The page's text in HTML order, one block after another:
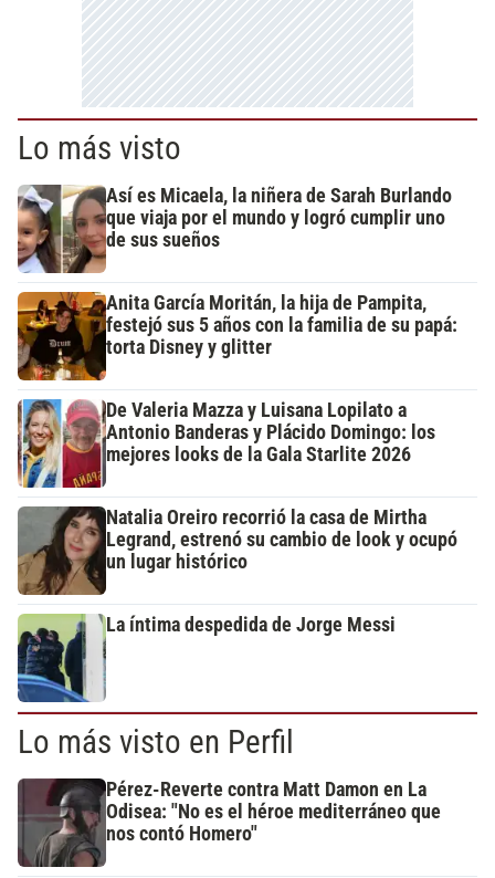
Lo más visto
Así es Micaela, la niñera de Sarah Burlando
que viaja por el mundo y logró cumplir uno
de sus sueños
Anita García Moritán, la hija de Pampita,
festejó sus 5 años con la familia de su papá:
torta Disney y glitter
De Valeria Mazza y Luisana Lopilato a
Antonio Banderas y Plácido Domingo: los
mejores looks de la Gala Starlite 2026
Natalia Oreiro recorrió la casa de Mirtha
Legrand, estrenó su cambio de look y ocupó
un lugar histórico
La íntima despedida de Jorge Messi
Lo más visto en Perfil
Pérez-Reverte contra Matt Damon en La
Odisea: "No es el héroe mediterráneo que
nos contó Homero"